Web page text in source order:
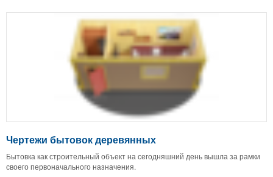
Чертежи бытовок деревянных
Бытовка как строительный объект на сегодняшний день вышла за рамки
своего первоначального назначения.